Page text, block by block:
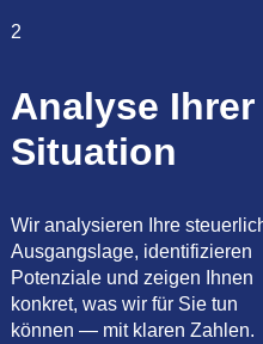
2
Analyse Ihrer
Situation
Wir analysieren Ihre
Ausgangslage, identifizieren
Potenziale und zeigen Ihnen
konkret, was wir für Sie tun
können — mit klaren Zahlen.